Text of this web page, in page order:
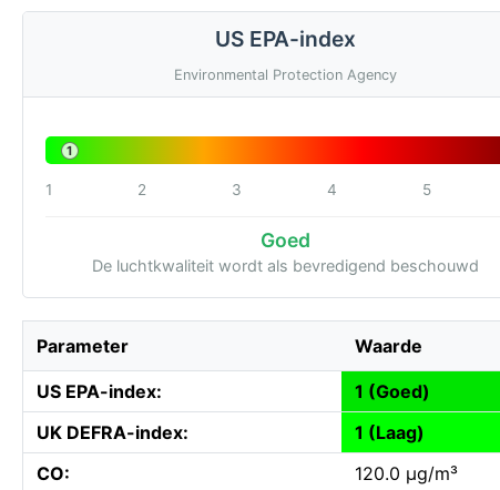
US EPA-index
Environmental Protection Agency
1
1 2 3 4 5
Goed
De luchtkwaliteit wordt als bevredigend beschouwd
Parameter Waarde
US EPA-index:
1 (Goed)
UK DEFRA-index:
1 (Laag)
CO:
120.0 µg/m³